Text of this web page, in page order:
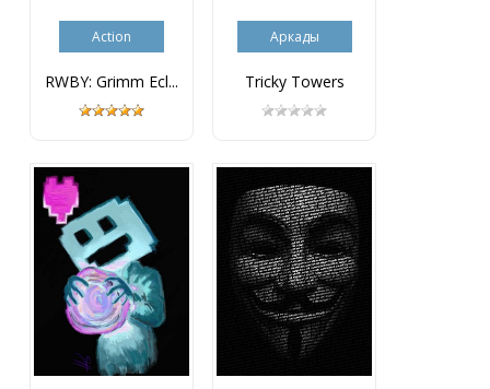
Action
RWBY: Grimm Ecl...
Аркады
Tricky Towers